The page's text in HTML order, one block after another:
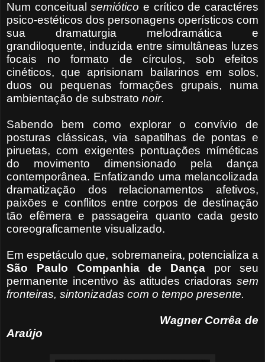
Num conceitualsemiótico e crítico de caractéres
psico-estéticos dos personagens operísticos com
sua dramaturgia melodramática e
grandiloquente, induzida entre simultâneas luzes
focais no formato de círculos, sob efeitos
cinéticos, que aprisionam bailarinos em solos,
duos ou pequenas formações grupais, numa
ambientação de substrato noir.
Sabendo bem como explorar o convívio de
posturas clássicas, via sapatilhas de pontas e
piruetas, com exigentes pontuações míméticas
do movimento dimensionado pela dança
contemporânea. Enfatizando uma melancolizada
dramatização dos relacionamentos afetivos,
paixões e conflitos entre corpos de destinação
tão efêmera e passageira quanto cada gesto
coreograficamente visualizado.
Em espetáculo que, sobremaneira, potencializa a
São Paulo Companhia de Dança por seu
permanente incentivo às atitudes criadoras sem
fronteiras, sintonizadas com o tempo presente.
Wagner Corrêa de
Araújo